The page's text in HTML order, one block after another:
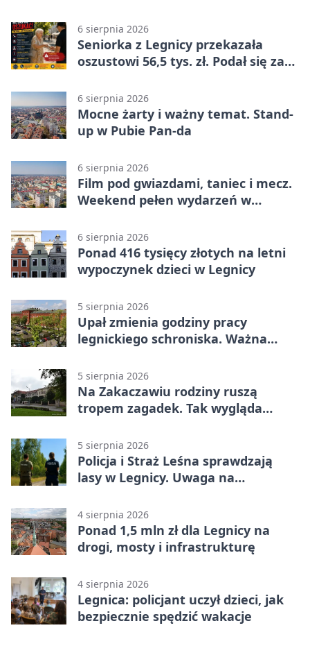
6 sierpnia 2026
Seniorka z Legnicy przekazała
oszustowi 56,5 tys. zł. Podał się za
6 sierpnia 2026
Mocne żarty i ważny temat. Stand-
up w Pubie Pan-da
6 sierpnia 2026
Film pod gwiazdami, taniec i mecz.
Weekend pełen wydarzeń w
6 sierpnia 2026
Ponad 416 tysięcy złotych na letni
wypoczynek dzieci w Legnicy
5 sierpnia 2026
Upał zmienia godziny pracy
legnickiego schroniska. Ważna
5 sierpnia 2026
Na Zakaczawiu rodziny ruszą
tropem zagadek. Tak wygląda
5 sierpnia 2026
Policja i Straż Leśna sprawdzają
lasy w Legnicy. Uwaga na
4 sierpnia 2026
Ponad 1,5 mln zł dla Legnicy na
drogi, mosty i infrastrukturę
4 sierpnia 2026
Legnica: policjant uczył dzieci, jak
bezpiecznie spędzić wakacje